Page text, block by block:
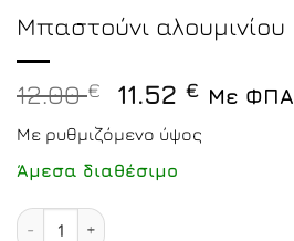
Μπαστούνι αλουμινίου
12.00€
Original
price
was:
12.00 €.
11.52€Η
τιμή
Με ΦΠΑ
Με ρυθμιζόμενο ύψος
Άμεσα διαθέσιμο
Μπαστούνι αλουμινίου ποσότητα